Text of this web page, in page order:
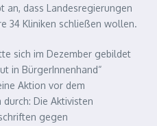
an, dass Landesregierungen
34 Kliniken schließen wollen.
sich im Dezember gebildet
in BürgerInnenhand“
Aktion vor dem
Die Aktivisten
gegen